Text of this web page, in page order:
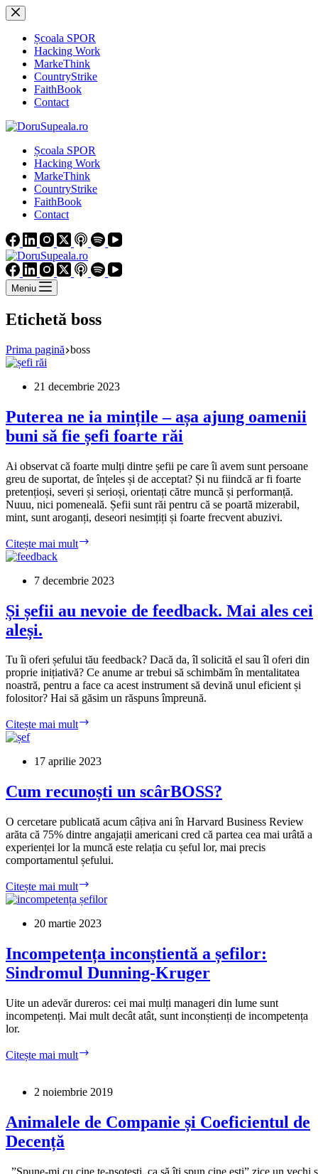
Sari
la
conținutȘcoala SPOR
Hacking Work
MarkeThink
CountryStrike
FaithBook
Contact
Școala SPOR
Hacking Work
MarkeThink
CountryStrike
FaithBook
Contact
Meniu
Etichetă boss
Prima pagină boss
21 decembrie 2023
Puterea ne ia mințile – așa ajung oamenii
buni să fie șefi foarte răi
Ai observat că foarte mulți dintre șefii pe care îi avem sunt persoane
greu de suportat, de înțeles și de acceptat? Și nu fiindcă ar fi foarte
pretențioși, severi și serioși, orientați către muncă și performanță.
Nuuu, nici pomeneală. Șefii sunt răi pentru că se poartă mizerabil,
mint, sunt aroganți, deseori nesimțiți și foarte frecvent abuzivi.
Citește mai mult
mințile
ajung
să
fie
șefi
foarte
7 decembrie 2023
Și șefii au nevoie de feedback. Mai ales cei
aleși.
Tu îi oferi șefului tău feedback? Dacă da, îl solicită el sau îl oferi din
proprie inițiativă? Ce anume ar trebui să schimbăm în mentalitatea
noastră, pentru a face ca acest instrument să devină unul eficient și
folositor? Hai să găsim un răspuns împreună.
Citește mai mult
nevoie
feedback.
Mai
cei
aleși.
17 aprilie 2023
Cum recunoști un scârBOSS?
O cercetare publicată acum câțiva ani în Harvard Business Review
arăta că 75% dintre angajații americani cred că partea cea mai urâtă a
experienței lor la muncă este relația cu șeful lor, mai precis
comportamentul șefului.
Citește mai mult
recunoști
scârBOSS?
20 martie 2023
Incompetența inconștientă a șefilor:
Sindromul Dunning-Kruger
Uite un adevăr dureros: cei mai mulți manageri din lume sunt
incompetenți. Mai mult decât atât, sunt inconștienți de incompetența
lor.
Citește mai mult
șefilor:
Dunning-
Kruger
2 noiembrie 2019
Animalele de Companie și Coeficientul de
Decență
”Spune-mi cu cine te-nsoțești, ca să îți spun cine ești” zice un vechi